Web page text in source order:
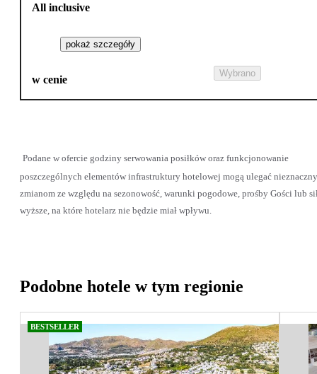
All inclusive
pokaż szczegóły
w cenie
Wybrano
Podane w ofercie godziny serwowania posiłków oraz funkcjonowanie
poszczególnych elementów infrastruktury hotelowej mogą ulegać
zmianom ze względu na sezonowość, warunki pogodowe, prośby Gości lub
wyższe, na które hotelarz nie będzie miał wpływu.
Podobne hotele w tym regionie
BESTSELLER